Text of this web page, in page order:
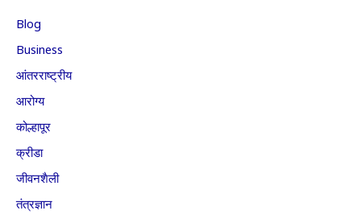
Blog
Business
आंतरराष्ट्रीय
आरोग्य
कोल्हापूर
क्रीडा
जीवनशैली
तंत्रज्ञान